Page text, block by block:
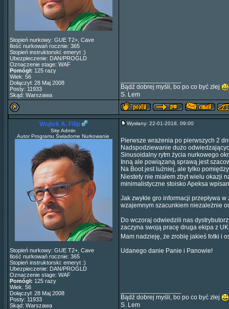
Stopień nurkowy: GUE T2+, Cave
Ilość nurkowań rocznie: 365
Stopień instruktorski: emeryt :)
Ubezpieczenie: DAN/PROGLD
Oznaczenie stage: WAF
Pomógł: 125 razy
Wiek: 56
Dołączył: 28 Maj 2008
Posty: 11933
Skąd: Warszawa
Bądź dobrej myśli, bo po co być złej
S. Lem
Wojtek A. Filip
Site Admin
Autor Programu Świadome Nurkowanie
Stopień nurkowy: GUE T2+, Cave
Ilość nurkowań rocznie: 365
Stopień instruktorski: emeryt :)
Ubezpieczenie: DAN/PROGLD
Oznaczenie stage: WAF
Pomógł: 125 razy
Wiek: 56
Dołączył: 28 Maj 2008
Posty: 11933
Skąd: Warszawa
Wysłany: 22-01-2018, 09:00
Pierwsze wrażenia po pierwszych 2
Nadspodziewanie dużo
Sinusoidalny rytm życia nurkowego
Inną ale powiązaną sprawą jest
Na Boot jest luźniej, ale tylko
Niestety nie miałem zbyt wielu okazji
minimalistyczne stoisko Apeksa
Jak zwykle gro informacji przepływa
wzajemnym szacunkiem niezależnie
Do wczoraj odwiedzili nas
zaczyna swoją pracę druga ekipa z
Mam nadzieję, że zrobię jakieś fotki i
Udanego danie Panie i Panowie!
Bądź dobrej myśli, bo po co być złej
S. Lem